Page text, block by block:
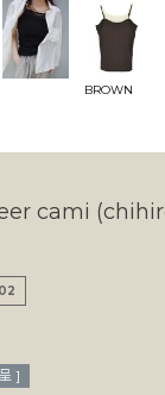
検索
BROWN
cami
]